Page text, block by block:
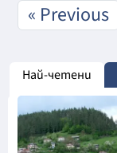
« Previous
Най-четени